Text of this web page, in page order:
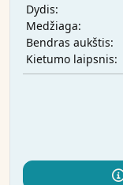
Dydis:
Medžiaga:
Bendras aukštis:
Kietumo laipsnis: